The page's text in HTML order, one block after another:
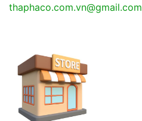
thaphaco.com.vn@gmail.com